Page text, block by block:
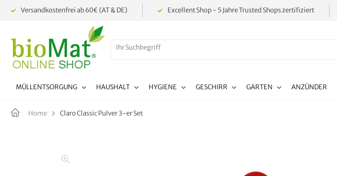
Versandkostenfrei ab 60€ (AT & DE) Excellent Shop - 5 Jahre Trusted Shops zertifiziert
MÜLLENTSORGUNG HAUSHALT HYGIENE GESCHIRR GARTEN ANZÜNDER
Home Claro Classic Pulver 3-er Set